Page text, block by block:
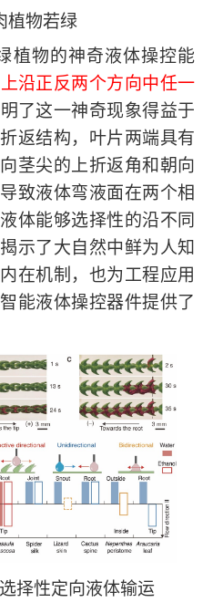
植物若绿
植物的神奇液体操控能
沿正反两个方向中任一
了这一神奇现象得益于
返结构，叶片两端具有
茎尖的上折返角和朝向
致液体弯液面在两个相
体能够选择性的沿不同
示了大自然中鲜为人知
在机制，也为工程应用
能液体操控器件提供了
择性定向液体输运